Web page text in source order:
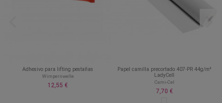
Adhesivo para lifting pestañas
Wimpernwelle
12,55 €
Papel camilla precortado 407-PR 44g/m²
LadyCell
Cami-Cel
7,70 €